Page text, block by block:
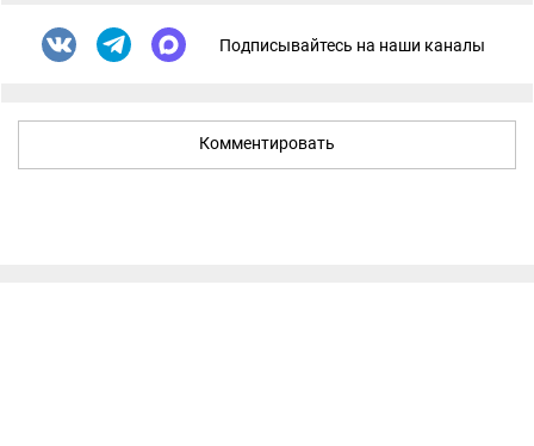
Подписывайтесь на наши каналы
Комментировать